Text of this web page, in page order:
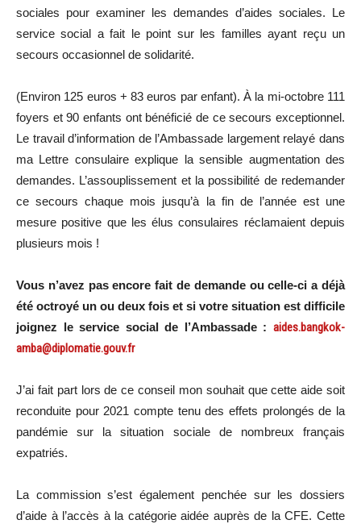
sociales pour examiner les demandes d’aides sociales. Le
service social a fait le point sur les familles ayant reçu un
secours occasionnel de solidarité.
(Environ 125 euros + 83 euros par enfant). À la mi-octobre 111
foyers et 90 enfants ont bénéficié de ce secours exceptionnel.
Le travail d’information de l’Ambassade largement relayé dans
ma Lettre consulaire explique la sensible augmentation des
demandes. L’assouplissement et la possibilité de redemander
ce secours chaque mois jusqu’à la fin de l’année est une
mesure positive que les élus consulaires réclamaient depuis
plusieurs mois !
Vous n’avez pas encore fait de demande ou celle-ci a déjà
été octroyé un ou deux fois et si votre situation est difficile
joignez le service social de l’Ambassade : aides.bangkok-
amba@diplomatie.gouv.fr
J’ai fait part lors de ce conseil mon souhait que cette aide soit
reconduite pour 2021 compte tenu des effets prolongés de la
pandémie sur la situation sociale de nombreux français
expatriés.
La commission s’est également penchée sur les dossiers
d’aide à l’accès à la catégorie aidée auprès de la CFE. Cette